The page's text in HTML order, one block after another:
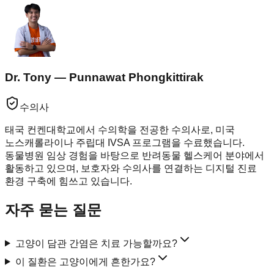
Dr. Tony — Punnawat Phongkittirak
수의사
태국 컨켄대학교에서 수의학을 전공한 수의사로, 미국
노스캐롤라이나 주립대 IVSA 프로그램을 수료했습니다.
동물병원 임상 경험을 바탕으로 반려동물 헬스케어 분야에서
활동하고 있으며, 보호자와 수의사를 연결하는 디지털 진료
환경 구축에 힘쓰고 있습니다.
자주 묻는 질문
고양이 담관 간염은 치료 가능할까요?
이 질환은 고양이에게 흔한가요?